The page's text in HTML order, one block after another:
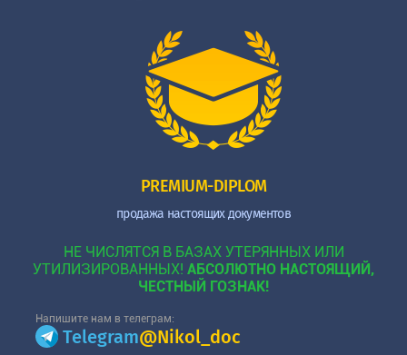
PREMIUM-DIPLOM
продажа настоящих документов
НЕ ЧИСЛЯТСЯ В БАЗАХ УТЕРЯННЫХ ИЛИ
УТИЛИЗИРОВАННЫХ! АБСОЛЮТНО НАСТОЯЩИЙ,
ЧЕСТНЫЙ ГОЗНАК!
Напишите нам в телеграм:
Telegram@Nikol_doc